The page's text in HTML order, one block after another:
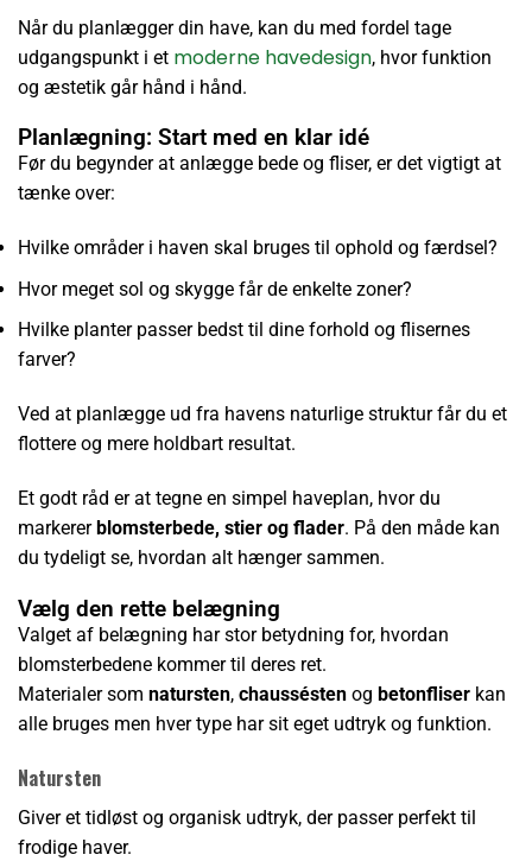
Når du planlægger din have, kan du med fordel tage
udgangspunkt i et moderne havedesign, hvor funktion
og æstetik går hånd i hånd.
Planlægning: Start med en klar idé
Før du begynder at anlægge bede og fliser, er det vigtigt at
tænke over:
Hvilke områder i haven skal bruges til ophold og færdsel?
Hvor meget sol og skygge får de enkelte zoner?
Hvilke planter passer bedst til dine forhold og flisernes
farver?
Ved at planlægge ud fra havens naturlige struktur får du et
flottere og mere holdbart resultat.
Et godt råd er at tegne en simpel haveplan, hvor du
markererblomsterbede, stier og flader. På den måde kan
du tydeligt se, hvordan alt hænger sammen.
Vælg den rette belægning
Valget af belægning har stor betydning for, hvordan
blomsterbedene kommer til deres ret.
Materialer som natursten, chaussésten og betonfliser kan
alle bruges men hver type har sit eget udtryk og funktion.
Natursten
Giver et tidløst og organisk udtryk, der passer perfekt til
frodige haver.